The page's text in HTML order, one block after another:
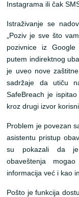
Instagrama ili čak
Istraživanje se
„Poziv je sve što
pozivnice iz Google
putem indirektnog
je uveo nove
sadržaje da utiču
SafeBreach je
kroz drugi izvor
Problem je povezan
asistentu pristup
su pokazali da je
obaveštenja
informacija već i kao
Pošto je funkcija